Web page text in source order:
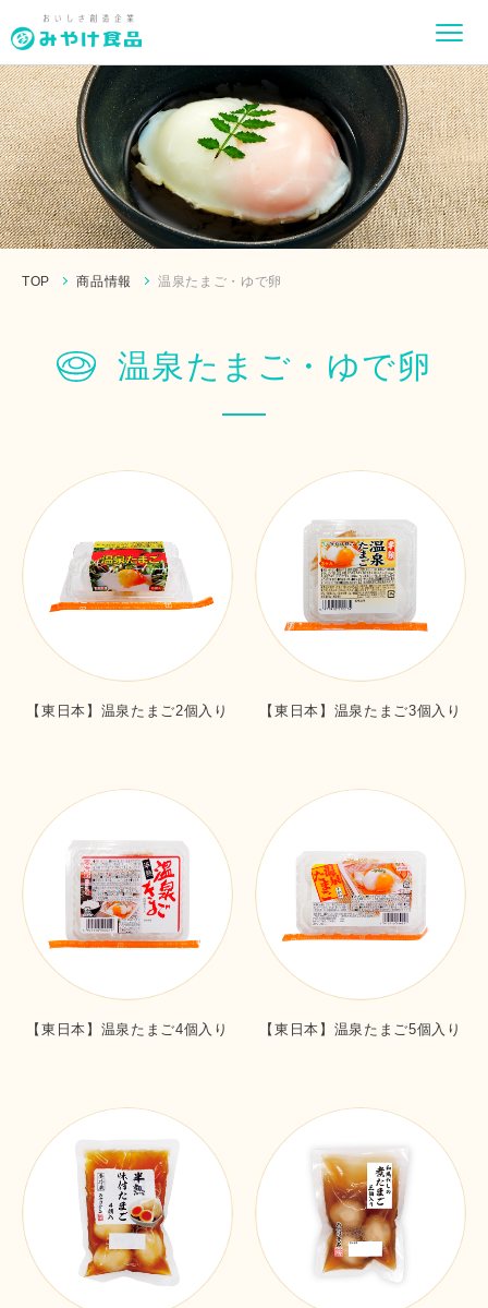
TOP 商品情報 温泉たまご・ゆで卵
温泉たまご・ゆで卵
【東日本】温泉たまご2個入り 【東日本】温泉たまご3個入り
【東日本】温泉たまご4個入り 【東日本】温泉たまご5個入り